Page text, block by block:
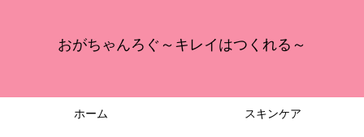
おがちゃんろぐ～キレイはつくれる～
ホーム スキンケア